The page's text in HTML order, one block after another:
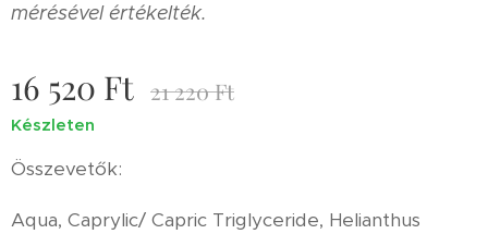
mérésével értékelték.
16 520 Ft 21 220Ft
Készleten
Összevetők:
Aqua, Caprylic/ Capric Triglyceride, Helianthus